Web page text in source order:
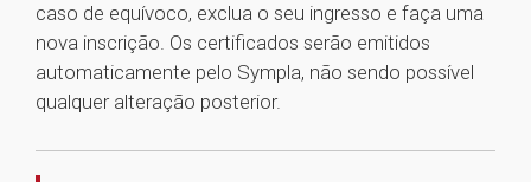
caso de equívoco, exclua o seu ingresso e faça uma
nova inscrição. Os certificados serão emitidos
automaticamente pelo Sympla, não sendo possível
qualquer alteração posterior.
1